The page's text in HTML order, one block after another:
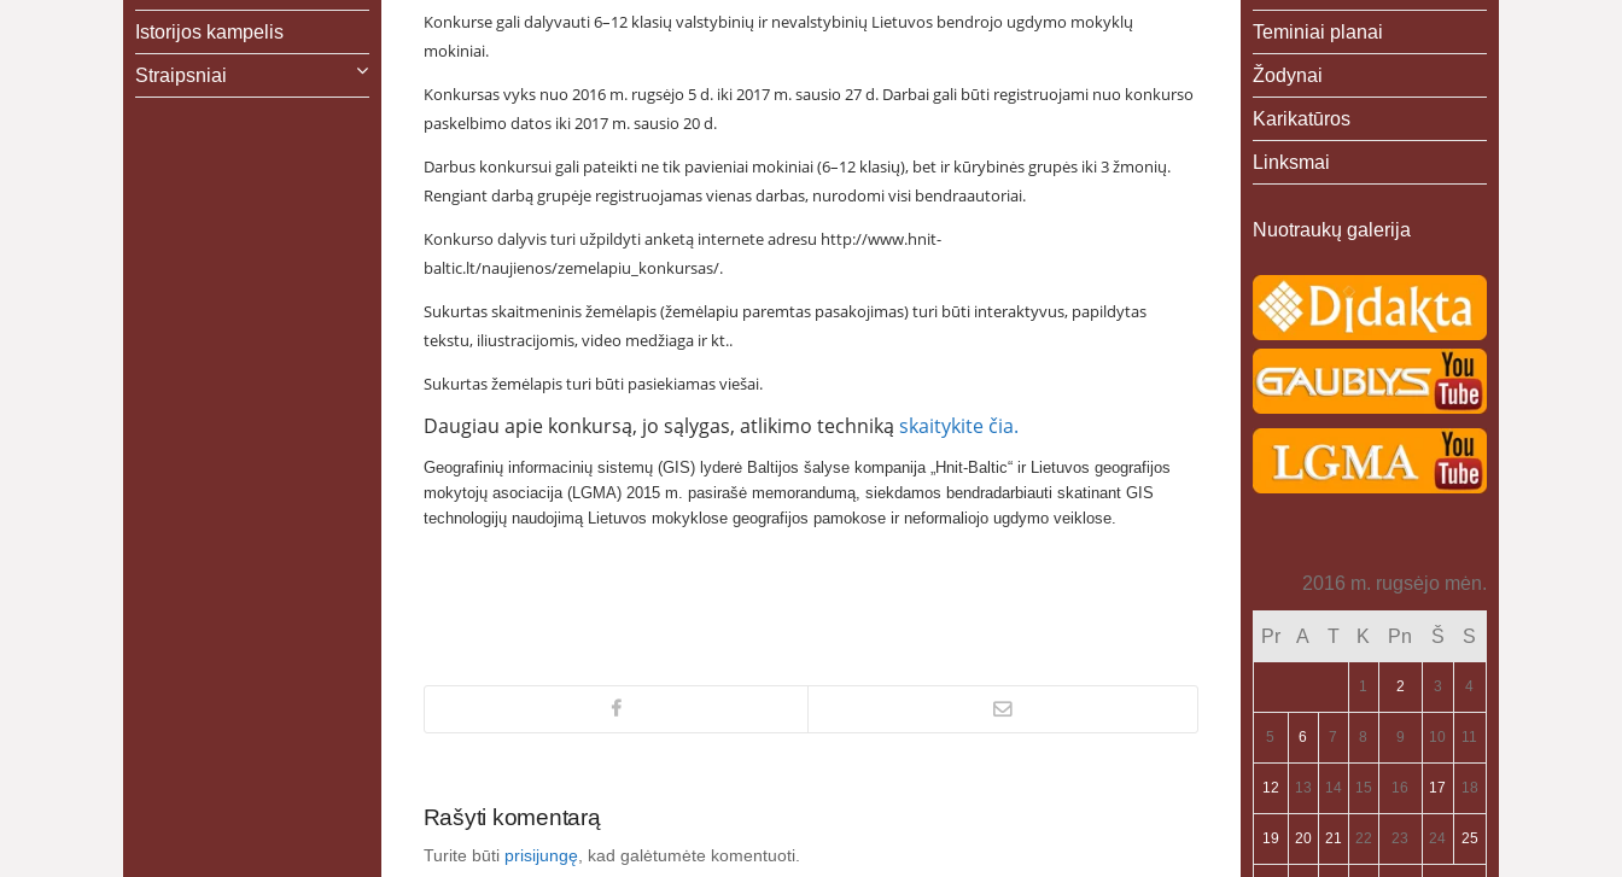
Konkurse gali dalyvauti 6–12 klasių valstybinių ir nevalstybinių Lietuvos bendrojo ugdymo mokyklų
mokiniai.
Konkursas vyks nuo 2016 m. rugsėjo 5 d. iki 2017 m. sausio 27 d. Darbai gali būti registruojami nuo konkurso
paskelbimo datos iki 2017 m. sausio 20 d.
Darbus konkursui gali pateikti ne tik pavieniai mokiniai (6–12 klasių), bet ir kūrybinės grupės iki 3 žmonių.
Rengiant darbą grupėje registruojamas vienas darbas, nurodomi visi bendraautoriai.
Konkurso dalyvis turi užpildyti anketą internete adresu http://www.hnit-
baltic.lt/naujienos/zemelapiu_konkursas/.
Sukurtas skaitmeninis žemėlapis (žemėlapiu paremtas pasakojimas) turi būti interaktyvus, papildytas
tekstu, iliustracijomis, video medžiaga ir kt..
Sukurtas žemėlapis turi būti pasiekiamas viešai.
Daugiau apie konkursą, jo sąlygas, atlikimo techniką skaitykite čia.
Geografinių informacinių sistemų (GIS) lyderė Baltijos šalyse kompanija „Hnit-Baltic“ir Lietuvos geografijos
mokytojų asociacija(LGMA) 2015 m. pasirašė memorandumą, siekdamos bendradarbiauti skatinant GIS
technologijų naudojimą Lietuvos mokyklose geografijos pamokose ir neformaliojo ugdymo veiklose.
Rašyti komentarą
Turite būti prisijungę, kad galėtumėte komentuoti.
Istorijos kampelis
Straipsniai
Teminiai planai
Žodynai
Karikatūros
Linksmai
Nuotraukų galerija
2016 m. rugsėjo mėn.
Pr A T K Pn Š S
1 2 3 4
5 6 7 8 9 10 11
12 13 14 15 16 17 18
19 20 21 22 23 24 25